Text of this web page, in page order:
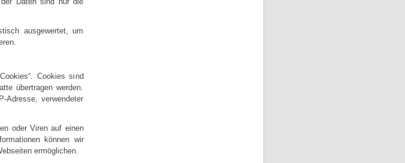
ausgewertet, um
Cookies sind
übertragen werden.
Adresse, verwendeter
oder Viren auf einen
können wir
ermöglichen.